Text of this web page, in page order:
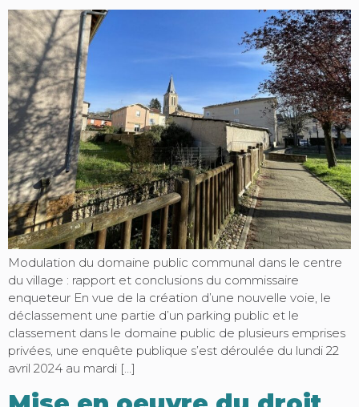
Modulation du domaine public communal dans le centre
du village : rapport et conclusions du commissaire
enqueteur En vue de la création d’une nouvelle voie, le
déclassement une partie d’un parking public et le
classement dans le domaine public de plusieurs emprises
privées, une enquête publique s’est déroulée du lundi 22
avril 2024 au mardi […]